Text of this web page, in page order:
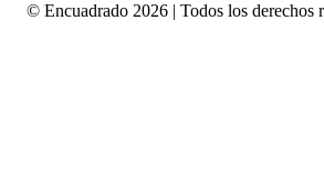
© Encuadrado 2026 | Todos los derechos